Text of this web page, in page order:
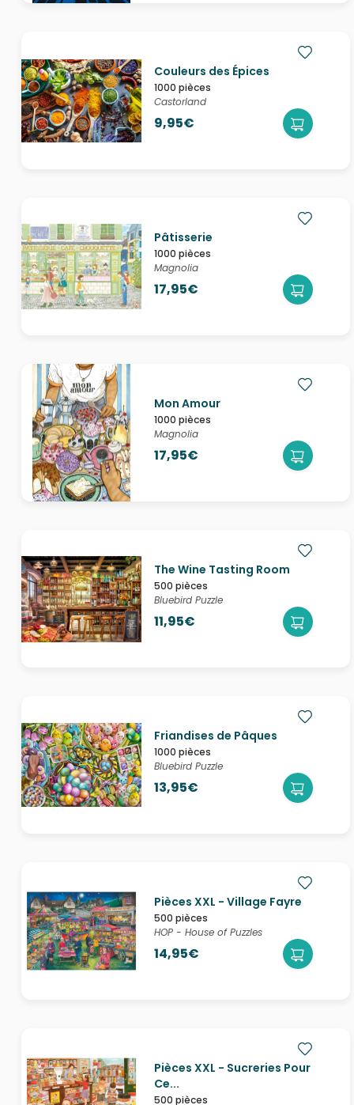
Couleurs des Épices
1000 pièces
Castorland
9,95€
Pâtisserie
1000 pièces
Magnolia
17,95€
Mon Amour
1000 pièces
Magnolia
17,95€
The Wine Tasting Room
500 pièces
Bluebird Puzzle
11,95€
Friandises de Pâques
1000 pièces
Bluebird Puzzle
13,95€
Pièces XXL - Village Fayre
500 pièces
HOP - House of Puzzles
14,95€
Pièces XXL - Sucreries Pour
Ce...
500 pièces